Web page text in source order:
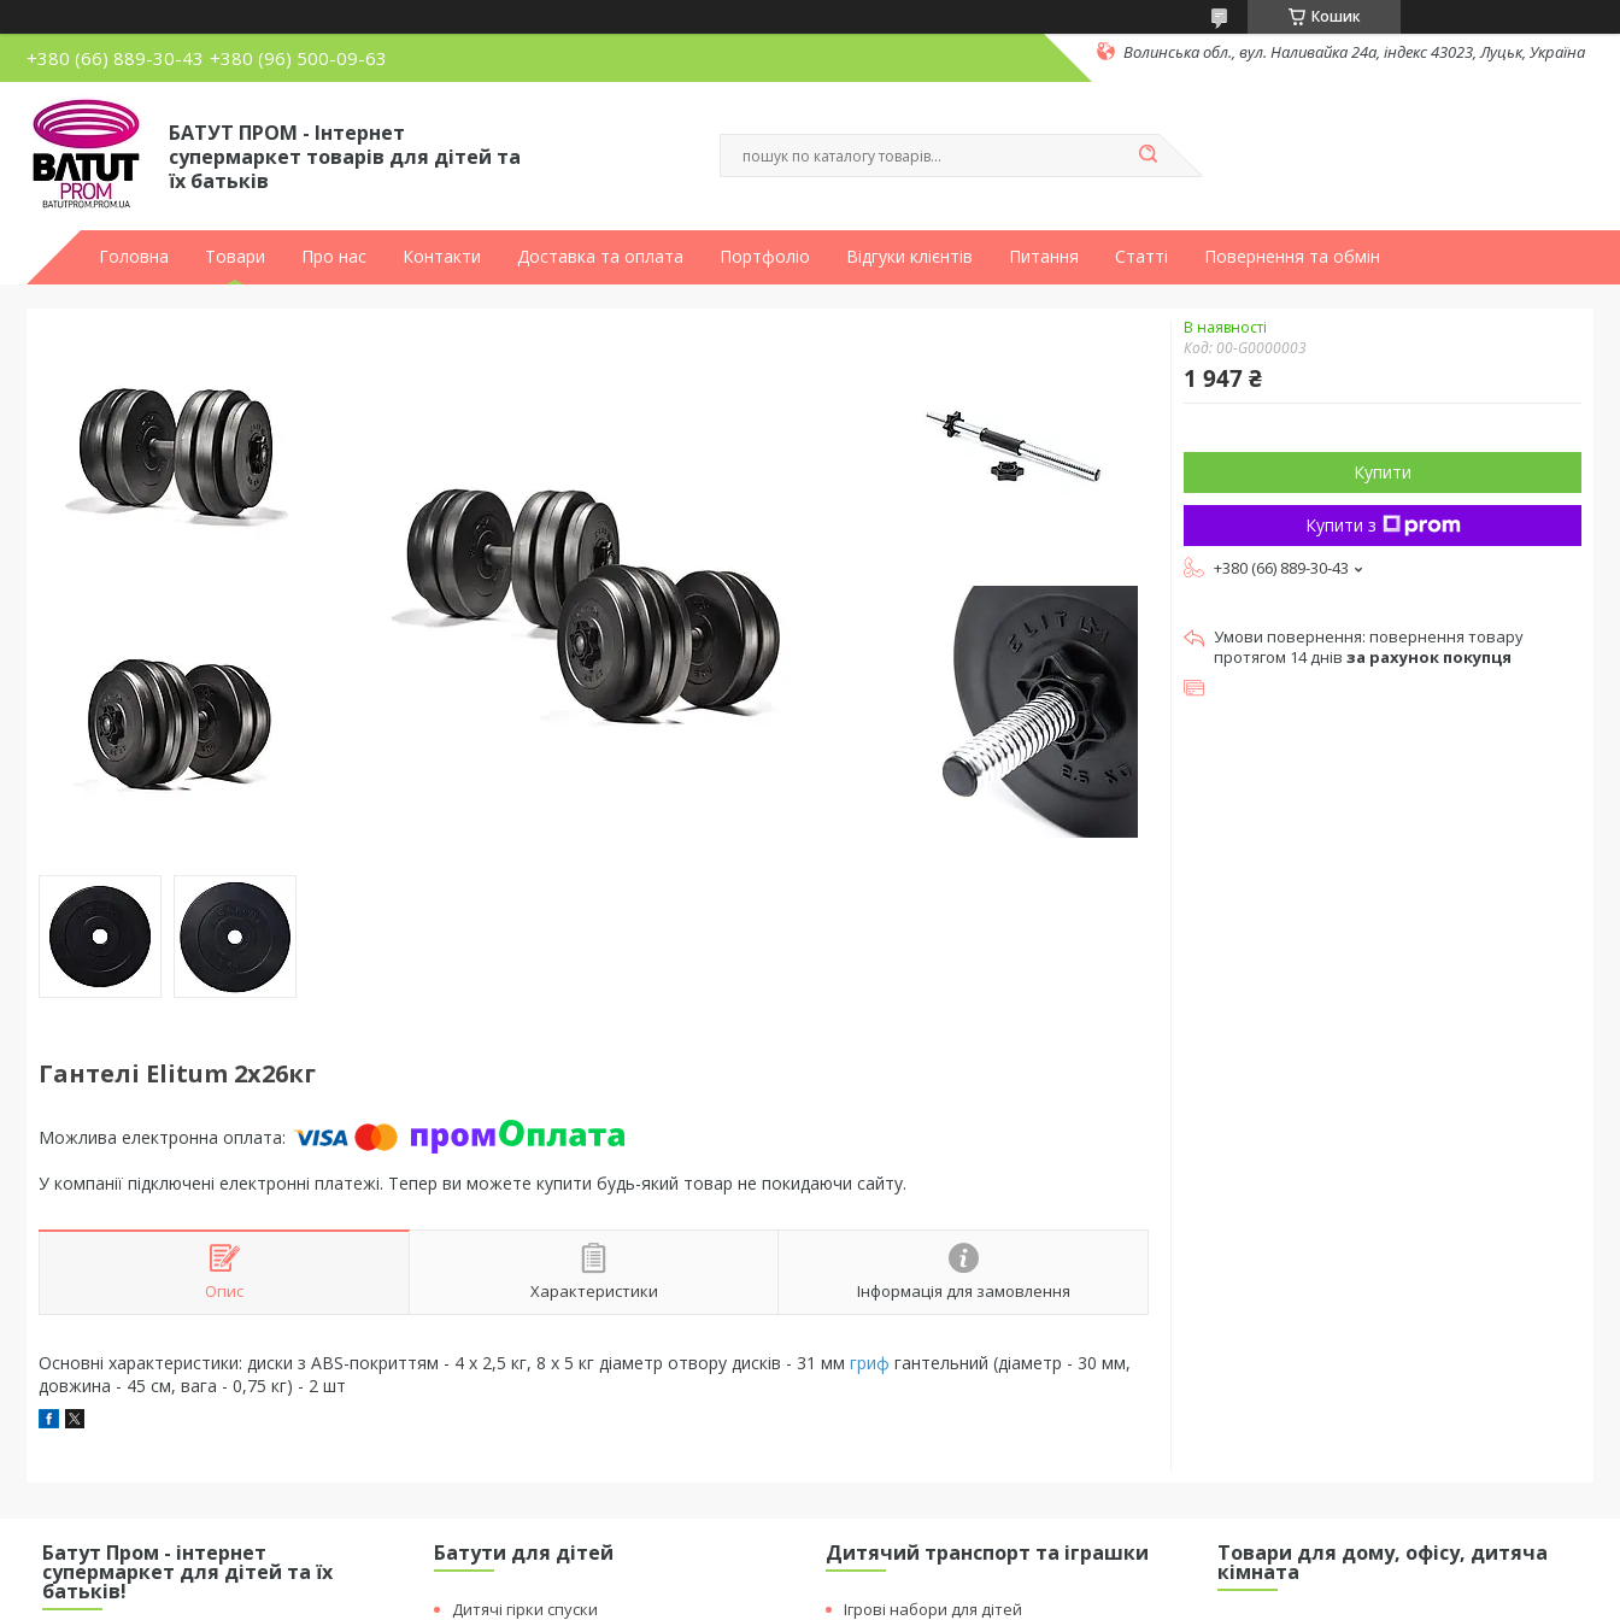
Кошик
+380 (66) 889-30-43 +380 (96) 500-09-63 Волинська обл., вул. Наливайка 24а, індекс 43023, Луцьк, Україна
БАТУТ ПРОМ - Інтернет
супермаркет товарів для дітей та
їх батьків
Головна Товари Про нас Контакти Доставка та оплата Портфоліо Відгуки клієнтів Питання Статті Повернення та обмін
Гантелі Elitum 2х26кг
У компанії підключені електронні платежі. Тепер ви можете купити будь-який товар не покидаючи сайту.
Опис Характеристики Інформація для замовлення
Основні характеристики: диски з ABS-покриттям - 4 х 2,5 кг, 8 х 5 кг діаметр отвору дисків - 31 мм гриф гантельний (діаметр - 30 мм,
довжина - 45 см, вага - 0,75 кг) - 2 шт
В наявності
Код: 00-G0000003
1 947 ₴
Купити
Купити з
+380 (66) 889-30-43
повернення товару
протягом 14 днів за рахунок покупця
Батут Пром - інтернет
супермаркет для дітей та їх
батьків!
Батути для дітей
Дитячі гірки спуски
Дитячий транспорт та іграшки
Ігрові набори для дітей
Товари для дому, офісу, дитяча
кімната